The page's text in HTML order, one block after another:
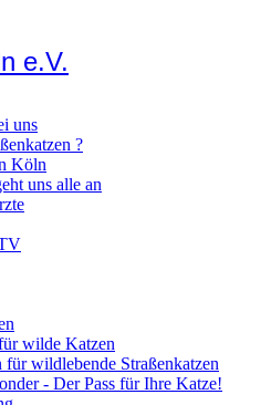
e.V.
uns
?
Köln
uns alle an
wilde Katzen
für wildlebende Straßenkatzen
- Der Pass für Ihre Katze!